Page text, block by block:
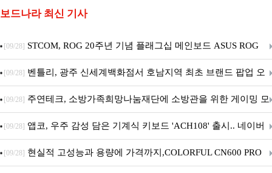
보드나라 최신 기사
[09/28] STCOM, ROG 20주년 기념 플래그십 메인보드 ASUS ROG
Crosshair X870E EDITION 20 국내 출시 예정
[09/28] 벤틀리, 광주 신세계백화점서 호남지역 최초 브랜드 팝업 오
픈
[09/28] 주연테크, 소방가족희망나눔재단에 소방관을 위한 게이밍 모
니터·스마트 펫 침대 기부
[09/28] 앱코, 우주 감성 담은 기계식 키보드 'ACH108' 출시.. 네이버
브랜드데이 기획전 진행
[09/28] 현실적 고성능과 용량에 가격까지,COLORFUL CN600 PRO